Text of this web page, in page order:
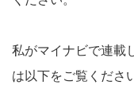
私がマイナビで連載
は以下をご覧くださ